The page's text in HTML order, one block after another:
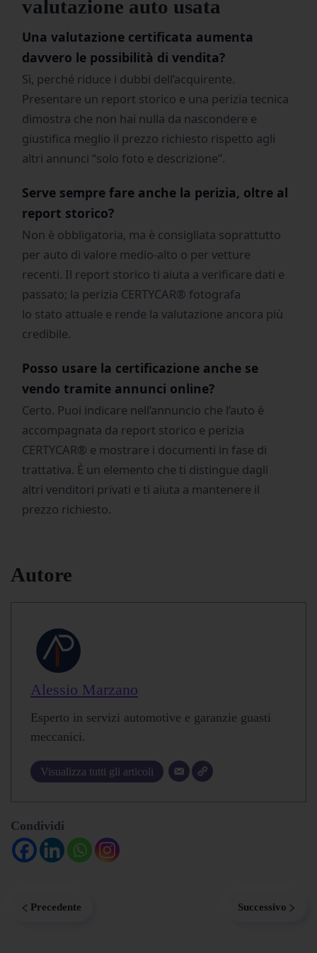
valutazione auto usata
Una valutazione certificata aumenta
davvero le possibilità di vendita?
Sì, perché riduce i dubbi dell’acquirente.
Presentare un report storico e una perizia tecnica
dimostra che non hai nulla da nascondere e
giustifica meglio il prezzo richiesto rispetto agli
altri annunci “solo foto e descrizione”.
Serve sempre fare anche la perizia, oltre al
report storico?
Non è obbligatoria, ma è consigliata soprattutto
per auto di valore medio-alto o per vetture
recenti. Il report storico ti aiuta a verificare dati e
passato; la perizia CERTYCAR® fotografa
lo stato attuale e rende la valutazione ancora più
credibile.
Posso usare la certificazione anche se
vendo tramite annunci online?
Certo. Puoi indicare nell’annuncio che l’auto è
accompagnata da report storico e perizia
CERTYCAR® e mostrare i documenti in fase di
trattativa. È un elemento che ti distingue dagli
altri venditori privati e ti aiuta a mantenere il
prezzo richiesto.
Autore
Alessio Marzano
Esperto in servizi automotive e garanzie guasti
meccanici.
Visualizza tutti gli articoli
Condividi
Precedente Successivo